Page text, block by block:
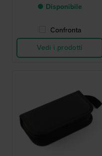
● Disponibile
Confronta
Vedi i prodotti